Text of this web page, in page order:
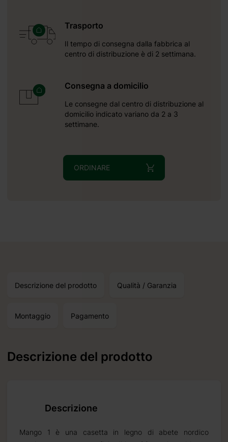
Trasporto
Il tempo di consegna dalla fabbrica al
centro di distribuzione è di 2 settimana.
Consegna a domicilio
Le consegne dal centro di distribuzione al
domicilio indicato variano da 2 a 3
settimane.
ORDINARE
Descrizione del prodotto Qualità / Garanzia
Montaggio Pagamento
Descrizione del prodotto
Descrizione
Mango 1 è una casetta in legno di abete nordico